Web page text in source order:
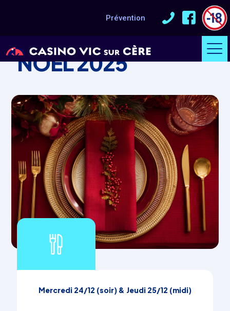
Prévention
ÉVÈNEMENT
NOËL 2025
Mercredi 24/12 (soir) & Jeudi 25/12 (midi)